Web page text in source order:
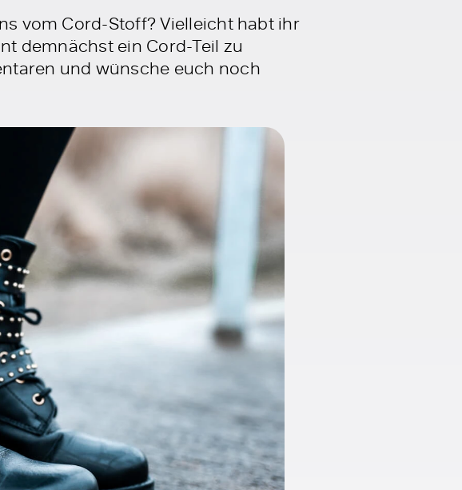
vom Cord-Stoff? Vielleicht habt ihr
demnächst ein Cord-Teil zu
und wünsche euch noch